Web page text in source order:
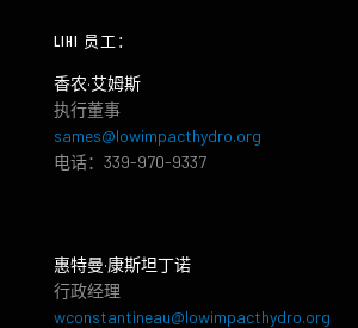
LIHI 员工：
香农·艾姆斯
执行董事
sames@lowimpacthydro.org
电话：339-970-9337
惠特曼·康斯坦丁诺
行政经理
wconstantineau@lowimpacthydro.org